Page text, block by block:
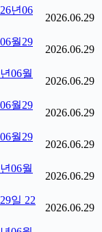
년06
2026.06.29
월29
2026.06.29
06월
2026.06.29
월29
2026.06.29
월29
2026.06.29
06월
2026.06.29
일 22
2026.06.29